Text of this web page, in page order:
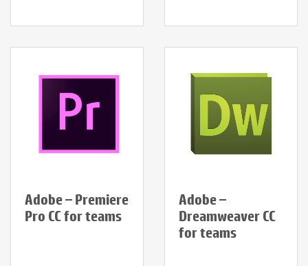
Adobe – Premiere
Pro CC for teams
Adobe –
Dreamweaver CC
for teams